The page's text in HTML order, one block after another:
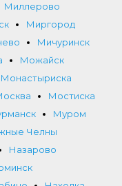
Миллерово
Миргород
Мичуринск
Можайск
Монастыриска
Мостиска
Муром
Челны
Назарово